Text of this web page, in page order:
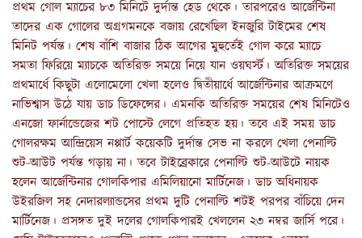
প্রথম গোল ম্যাচের ৮৩ মিনিটে দুর্দান্ত হেড থেকে। তারপরেও আর্জেন্টিনা
তাদের এক গোলের অগ্রগমনকে বজায় রেখেছিল ইনজুরি টাইমের শেষ
মিনিট পর্যন্ত। শেষ বাঁশি বাজার ঠিক আগের মুহুর্তেই গোল করে ম্যাচে
সমতা ফিরিয়ে ম্যাচকে অতিরিক্ত সময়ে নিয়ে যান ওয়ঘর্স্ট। অতিরিক্ত সময়ের
প্রথমার্ধে কিছুটা এলোমেলো খেলা হলেও দ্বিতীয়ার্ধে আর্জেন্টিনার আক্রমণে
নাভিশ্বাস উঠে যায় ডাচ ডিফেন্সের। এমনকি অতিরিক্ত সময়ের শেষ মিনিটেও
এনজো ফার্নান্ডেজের শট পোস্টে লেগে প্রতিহত হয়। তবে এই সময় ডাচ
গোলরক্ষম আন্দ্রিয়েস নপ্পার্ট কয়েকটি দুর্দান্ত সেভ না করলে খেলা পেনাল্টি
শুট-আউট পর্যন্ত গড়ায় না। তবে টাইব্রেকারে পেনাল্টি শুট-আউটে নায়ক
হলেন আর্জেন্টিনার গোলকিপার এমিলিয়ানো মার্টিনেজ। ডাচ অধিনায়ক
উইরজিল সহ নেদারল্যান্ডসের প্রথম দুটি পেনাল্টি শটই পরপর বাঁচিয়ে দেন
মার্টিনেজ। প্রসঙ্গত দুই দলের গোলকিপারই খেললেন ২৩ নম্বর জার্সি পরে।